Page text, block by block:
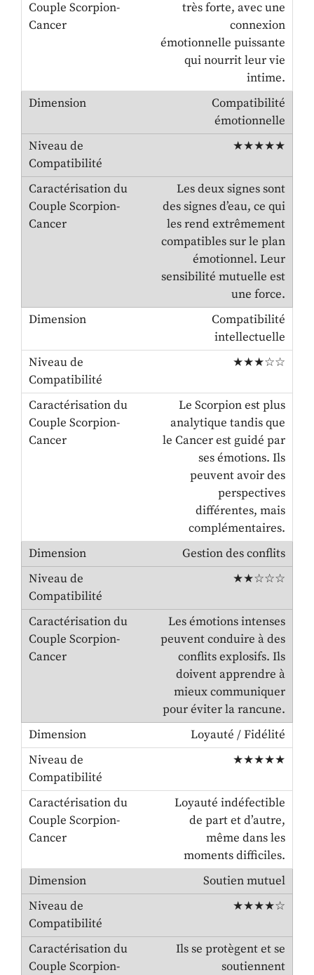
très forte, avec une
connexion
émotionnelle puissante
qui nourrit leur vie
intime.
Compatibilité
émotionnelle
★★★★★
Les deux signes sont
des signes d’eau, ce qui
les rend extrêmement
compatibles sur le plan
émotionnel. Leur
sensibilité mutuelle est
une force.
Compatibilité
intellectuelle
★★★☆☆
Le Scorpion est plus
analytique tandis que
le Cancer est guidé par
ses émotions. Ils
peuvent avoir des
perspectives
différentes, mais
complémentaires.
Gestion des conflits
★★☆☆☆
Les émotions intenses
peuvent conduire à des
conflits explosifs. Ils
doivent apprendre à
mieux communiquer
pour éviter la rancune.
Loyauté / Fidélité
★★★★★
Loyauté indéfectible
de part et d’autre,
même dans les
moments difficiles.
Soutien mutuel
★★★★☆
Ils se protègent et se
soutiennent